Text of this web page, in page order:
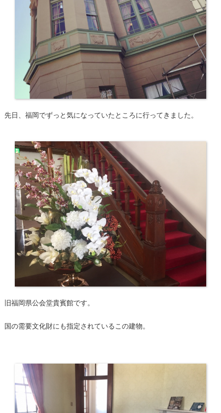
先日、福岡でずっと気になっていたところに行ってきました。
旧福岡県公会堂貴賓館です。
国の需要文化財にも指定されているこの建物。